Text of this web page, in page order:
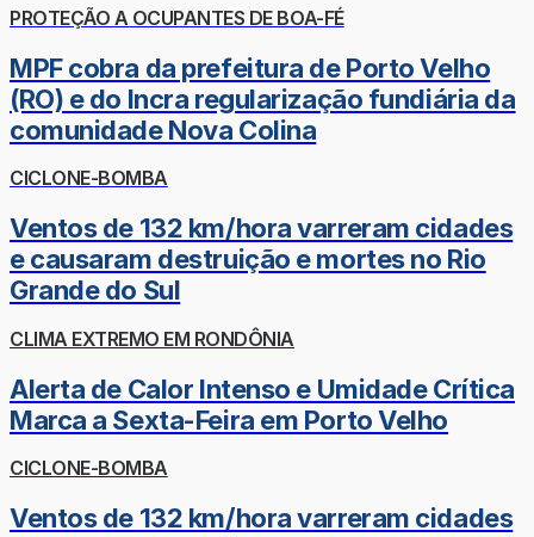
PROTEÇÃO A OCUPANTES DE BOA-FÉ
MPF cobra da prefeitura de Porto Velho
(RO) e do Incra regularização fundiária da
comunidade Nova Colina
CICLONE-BOMBA
Ventos de 132 km/hora varreram cidades
e causaram destruição e mortes no Rio
Grande do Sul
CLIMA EXTREMO EM RONDÔNIA
Alerta de Calor Intenso e Umidade Crítica
Marca a Sexta-Feira em Porto Velho
CICLONE-BOMBA
Ventos de 132 km/hora varreram cidades